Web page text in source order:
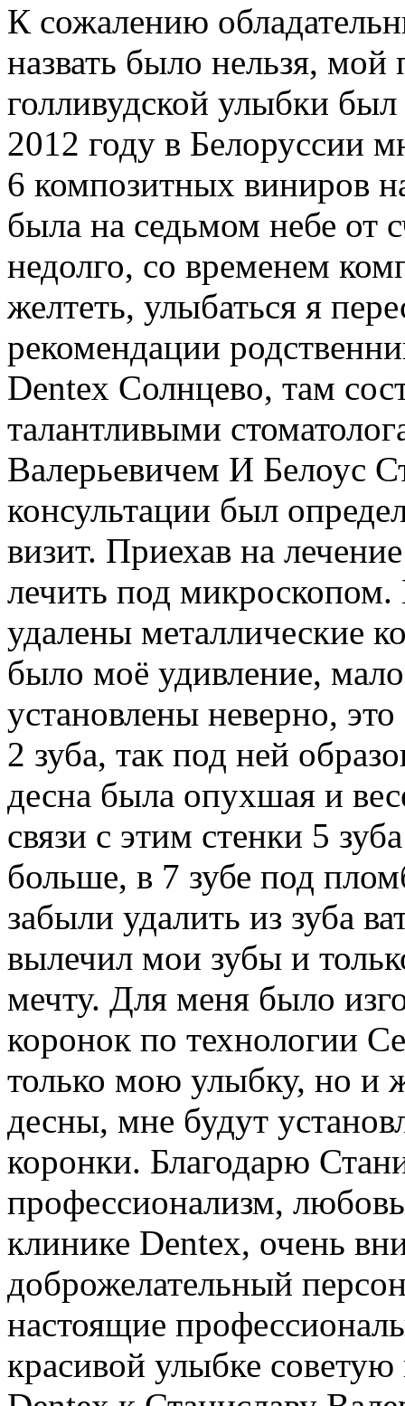
К сожалению
назвать было нельзя,
голливудской улыбки
2012 году в Белоруссии
6 композитных виниров
была на седьмом небе от
недолго, со временем
желтеть, улыбаться я
рекомендации
Dentex Солнцево, там
талантливыми
Валерьевичем И Белоус
консультации был
визит. Приехав на
лечить под
удалены металлические
было моё удивление,
установлены неверно,
2 зуба, так под ней
десна была опухшая и
связи с этим стенки 5
больше, в 7 зубе под
забыли удалить из зуба
вылечил мои зубы и
мечту. Для меня было
коронок по технологии
только мою улыбку, но и
десны, мне будут
коронки. Благодарю
профессионализм,
клинике Dentex, очень
доброжелательный
настоящие
красивой улыбке